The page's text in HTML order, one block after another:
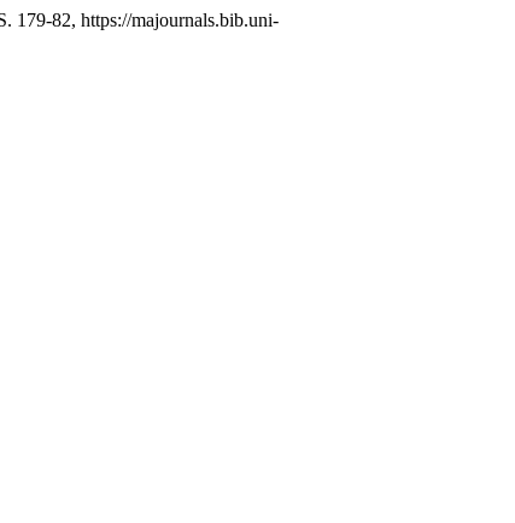
179-82, https://majournals.bib.uni-